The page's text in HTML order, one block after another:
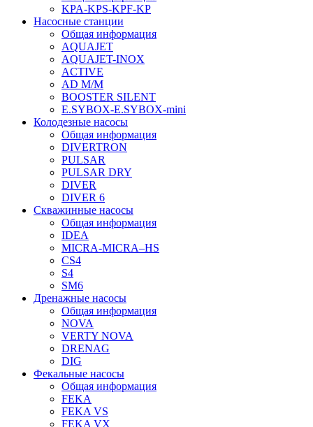
KPA-KPS-KPF-KP
Насосные станции
Общая информация
AQUAJET
AQUAJET-INOX
ACTIVE
AD M/M
BOOSTER SILENT
E.SYBOX-E.SYBOX-mini
Колодезные насосы
Общая информация
DIVERTRON
PULSAR
PULSAR DRY
DIVER
DIVER 6
Скважинные насосы
Общая информация
IDEA
MICRA-MICRA–HS
CS4
S4
SM6
Дренажные насосы
Общая информация
NOVA
VERTY NOVA
DRENAG
DIG
Фекальные насосы
Общая информация
FEKA
FEKA VS
FEKA VX